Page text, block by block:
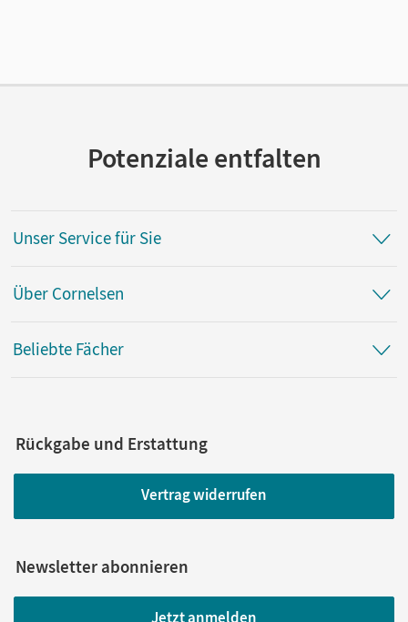
Potenziale entfalten
Unser Service für Sie
Über Cornelsen
Beliebte Fächer
Rückgabe und Erstattung
Vertrag widerrufen
Newsletter abonnieren
Jetzt anmelden